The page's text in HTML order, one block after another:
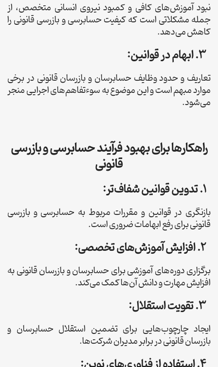
نبود آموزش‌های کافی و کمبود نیروی انسانی متخصص، از
جمله مشکلاتی است که کیفیت حسابرسی و بازرسی قانونی را
کاهش می‌دهد.
تعاریف و حدود وظایف حسابرسان و بازرسان قانونی در برخی
موارد مبهم است و این موضوع به سوءتفاهم‌های اجرایی منجر
می‌شود.
راهکارها برای بهبود فرآیند حسابرسی و بازرسی
قانونی
بازنگری در قوانین و مقررات مربوط به حسابرسی و بازرسی
قانونی برای رفع ابهامات ضروری است.
برگزاری دوره‌های آموزشی برای حسابرسان و بازرسان قانونی به
افزایش مهارت و دانش آن‌ها کمک می‌کند.
ایجاد چارچوب‌هایی برای تضمین استقلال حسابرسان و
بازرسان قانونی در برابر مدیران شرکت‌ها.